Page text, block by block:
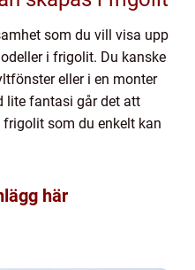
som du vill visa upp
i frigolit. Du kanske
eller i en monter
lite fantasi går det att
som du enkelt kan
här